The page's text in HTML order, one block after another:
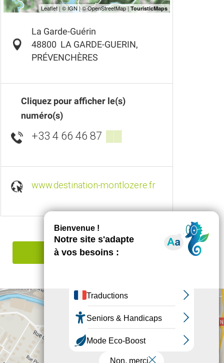
La Garde-Guérin
48800 LA GARDE-GUERIN,
PRÉVENCHÈRES
Cliquez pour afficher le(s)
numéro(s)
+33 4 66 46 87 ▒▒
www.destination-montlozere.fr
Signaler une erreur